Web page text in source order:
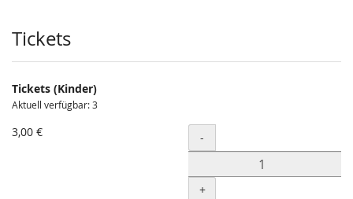
Produkte
Tickets
Tickets (Kinder)
Aktuell verfügbar: 3
3,00 € Menge
-
+